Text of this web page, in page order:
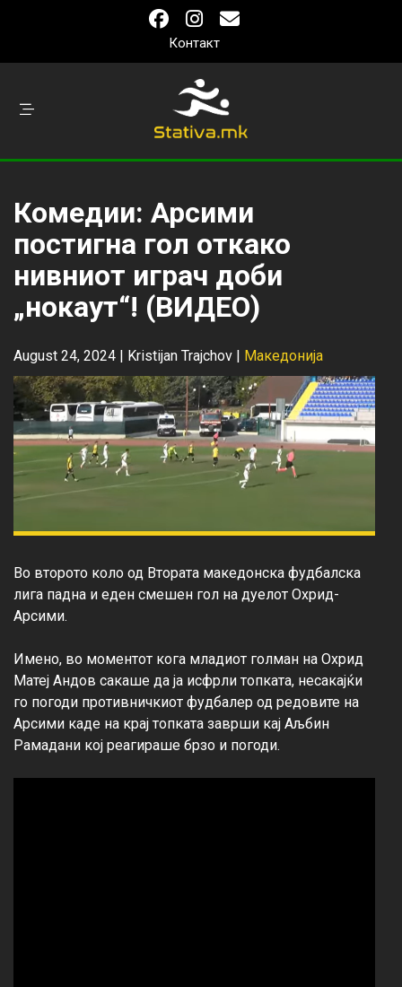
Контакт
Комедии: Арсими
постигна гол откако
нивниот играч доби
„нокаут“! (ВИДЕО)
August 24, 2024 | Kristijan Trajchov | Македонија
Во второто коло од Втората македонска фудбалска
лига падна и еден смешен гол на дуелот Охрид-
Арсими.
Имено, во моментот кога младиот голман на Охрид
Матеј Андов сакаше да ја исфрли топката, несакајќи
го погоди противничкиот фудбалер од редовите на
Арсими каде на крај топката заврши кај Аљбин
Рамадани кој реагираше брзо и погоди.